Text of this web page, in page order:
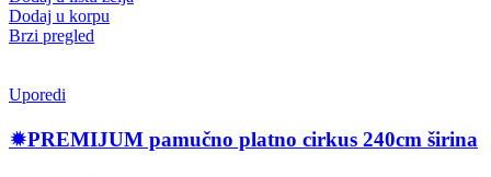
Dodaj u korpu
Brzi pregled
Uporedi
🟒PREMIJUM pamučno platno cirkus 240cm širina